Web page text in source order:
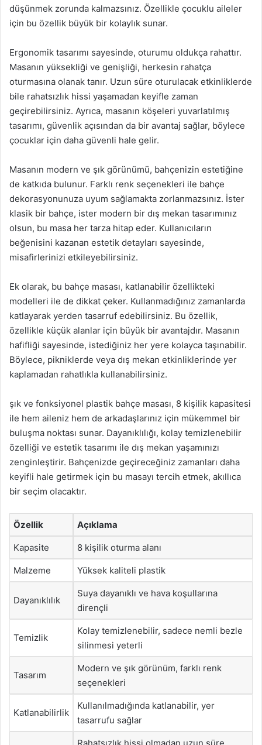
düşünmek zorunda kalmazsınız. Özellikle çocuklu aileler
için bu özellik büyük bir kolaylık sunar.
Ergonomik tasarımı sayesinde, oturumu oldukça rahattır.
Masanın yüksekliği ve genişliği, herkesin rahatça
oturmasına olanak tanır. Uzun süre oturulacak etkinliklerde
bile rahatsızlık hissi yaşamadan keyifle zaman
geçirebilirsiniz. Ayrıca, masanın köşeleri yuvarlatılmış
tasarımı, güvenlik açısından da bir avantaj sağlar, böylece
çocuklar için daha güvenli hale gelir.
Masanın modern ve şık görünümü, bahçenizin estetiğine
de katkıda bulunur. Farklı renk seçenekleri ile bahçe
dekorasyonunuza uyum sağlamakta zorlanmazsınız. İster
klasik bir bahçe, ister modern bir dış mekan tasarımınız
olsun, bu masa her tarza hitap eder. Kullanıcıların
beğenisini kazanan estetik detayları sayesinde,
misafirlerinizi etkileyebilirsiniz.
Ek olarak, bu bahçe masası, katlanabilir özellikteki
modelleri ile de dikkat çeker. Kullanmadığınız zamanlarda
katlayarak yerden tasarruf edebilirsiniz. Bu özellik,
özellikle küçük alanlar için büyük bir avantajdır. Masanın
hafifliği sayesinde, istediğiniz her yere kolayca taşınabilir.
Böylece, pikniklerde veya dış mekan etkinliklerinde yer
kaplamadan rahatlıkla kullanabilirsiniz.
şık ve fonksiyonel plastik bahçe masası, 8 kişilik kapasitesi
ile hem aileniz hem de arkadaşlarınız için mükemmel bir
buluşma noktası sunar. Dayanıklılığı, kolay temizlenebilir
özelliği ve estetik tasarımı ile dış mekan yaşamınızı
zenginleştirir. Bahçenizde geçireceğiniz zamanları daha
keyifli hale getirmek için bu masayı tercih etmek, akıllıca
bir seçim olacaktır.
Özellik Açıklama
Kapasite 8 kişilik oturma alanı
Malzeme Yüksek kaliteli plastik
Dayanıklılık
Suya dayanıklı ve hava koşullarına
dirençli
Temizlik
Kolay temizlenebilir, sadece nemli bezle
silinmesi yeterli
Tasarım
Modern ve şık görünüm, farklı renk
seçenekleri
Katlanabilirlik
Kullanılmadığında katlanabilir, yer
tasarrufu sağlar
Rahatsızlık hissi olmadan uzun süre